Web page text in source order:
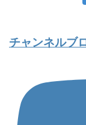
チャンネルブ